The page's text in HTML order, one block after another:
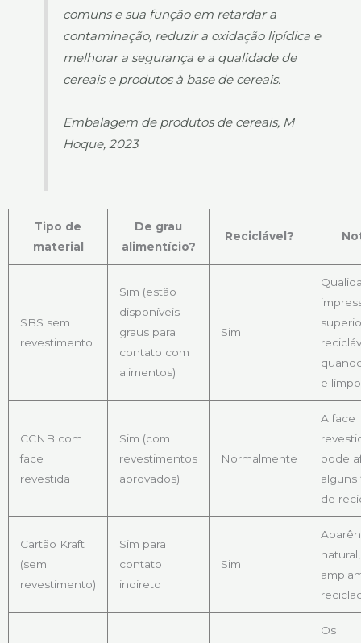
comuns e sua função em retardar a
contaminação, reduzir a oxidação lipídica e
melhorar a segurança e a qualidade de
cereais e produtos à base de cereais.
Embalagem de produtos de cereais, M
Hoque, 2023
Tipo de
material
De grau
alimentício?
Reciclável?
SBS sem
revestimento
Sim (estão
disponíveis
graus para
contato com
alimentos)
Sim
e limpo
CCNB com
face
revestida
Sim (com
revestimentos
aprovados)
Normalmente
A face
pode
alguns
de
Cartão Kraft
(sem
revestimento)
Sim para
contato
indireto
Sim
natural,
Os